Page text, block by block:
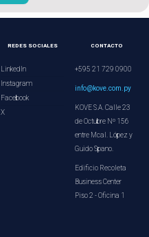
REDES SOCIALES
LinkedIn
Instagram
Facebook
X
CONTACTO
+595 21 729 0900
info@kove.com.py
KOVE S.A. Calle 23
de Octubre Nº 156
entre Mcal. López y
Guido Spano.
Edificio Recoleta
Business Center
Piso 2 - Oficina 1